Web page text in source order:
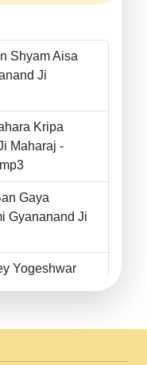
Shyam Aisa
Ji
Kripa
Maharaj -
Gaya
Gyananand Ji
Yogeshwar